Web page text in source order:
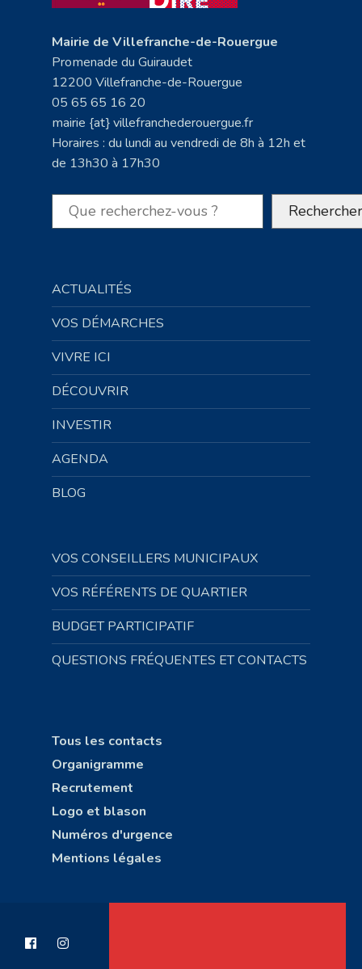
Mairie de Villefranche-de-Rouergue
Promenade du Guiraudet
12200 Villefranche-de-Rouergue
05 65 65 16 20
mairie {at} villefranchederouergue.fr
Horaires : du lundi au vendredi de 8h à 12h et
de 13h30 à 17h30
Rechercher Rechercher
ACTUALITÉS
VOS DÉMARCHES
VIVRE ICI
DÉCOUVRIR
INVESTIR
AGENDA
BLOG
VOS CONSEILLERS MUNICIPAUX
VOS RÉFÉRENTS DE QUARTIER
BUDGET PARTICIPATIF
QUESTIONS FRÉQUENTES ET CONTACTS
Tous les contacts
Organigramme
Recrutement
Logo et blason
Numéros d'urgence
Mentions légales